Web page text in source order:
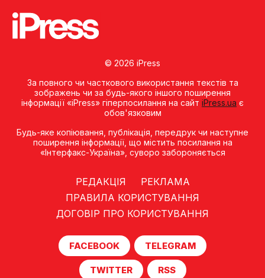
© 2026 iPress
За повного чи часткового використання текстів та
зображень чи за будь-якого іншого поширення
інформації «iPress» гіперпосилання на сайт iPress.ua є
обов'язковим
Будь-яке копiювання, публiкацiя, передрук чи наступне
поширення iнформацiї, що мiстить посилання на
«Iнтерфакс-Україна», суворо забороняється
РЕДАКЦІЯ
РЕКЛАМА
ПРАВИЛА КОРИСТУВАННЯ
ДОГОВІР ПРО КОРИСТУВАННЯ
FACEBOOK TELEGRAM
TWITTER RSS